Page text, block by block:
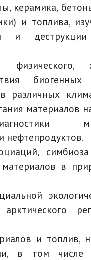
керамика,
и топлива,
и
физического,
материалов
нефтепродуктов.
материалов в
и топлив,
в том